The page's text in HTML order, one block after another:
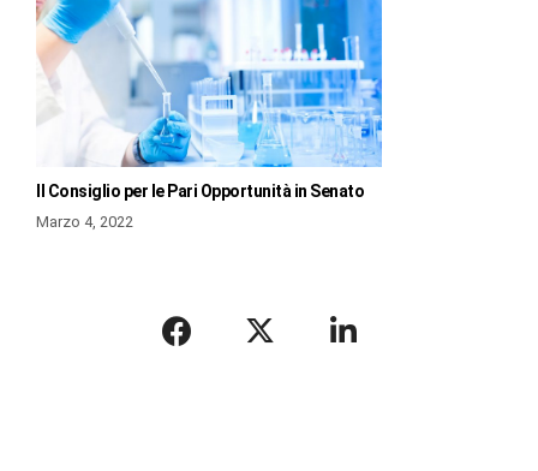
Il Consiglio per le Pari Opportunità in Senato
Marzo 4, 2022